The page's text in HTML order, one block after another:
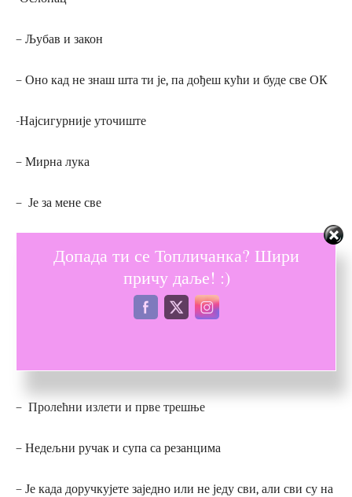
– Љубав и закон
– Оно кад не знаш шта ти је, па дођеш кући и буде све ОК
-Најсигурније уточиште
– Мирна лука
– Је за мене све
– Моја љубав и сигурност
– Пролећни излети и прве трешње
– Недељни ручак и супа са резанцима
– Је када доручкујете заједно или не једу сви, али сви су на
Допада ти се Топличанка? Шири
причу даље! :)